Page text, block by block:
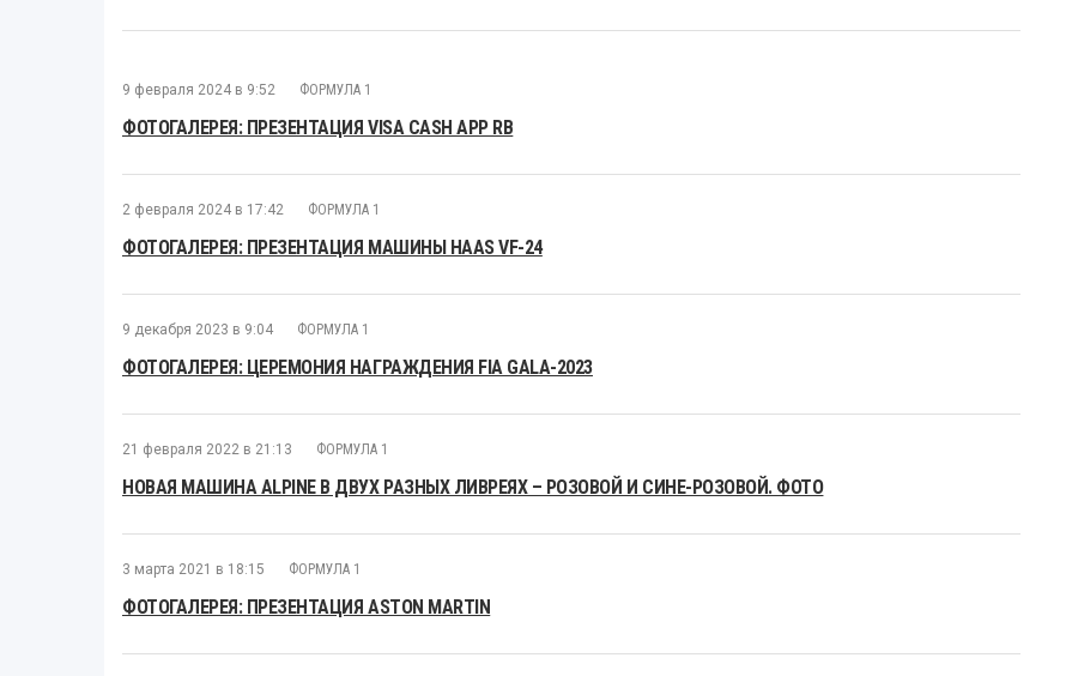
9 февраля 2024 в 9:52 ФОРМУЛА 1
ФОТОГАЛЕРЕЯ: ПРЕЗЕНТАЦИЯ VISA CASH APP RB
2 февраля 2024 в 17:42 ФОРМУЛА 1
ФОТОГАЛЕРЕЯ: ПРЕЗЕНТАЦИЯ МАШИНЫ HAAS VF-24
9 декабря 2023 в 9:04 ФОРМУЛА 1
ФОТОГАЛЕРЕЯ: ЦЕРЕМОНИЯ НАГРАЖДЕНИЯ FIA GALA-2023
21 февраля 2022 в 21:13 ФОРМУЛА 1
НОВАЯ МАШИНА ALPINE В ДВУХ РАЗНЫХ ЛИВРЕЯХ – РОЗОВОЙ И СИНЕ-РОЗОВОЙ. ФОТО
3 марта 2021 в 18:15 ФОРМУЛА 1
ФОТОГАЛЕРЕЯ: ПРЕЗЕНТАЦИЯ ASTON MARTIN